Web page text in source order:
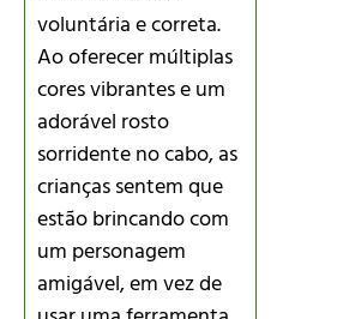
voluntária e correta.
Ao oferecer múltiplas
cores vibrantes e um
adorável rosto
sorridente no cabo, as
crianças sentem que
estão brincando com
um personagem
amigável, em vez de